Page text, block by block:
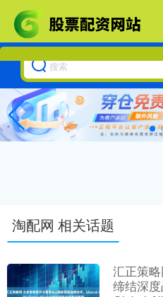
淘配网 相关话题
汇正策
缔结深